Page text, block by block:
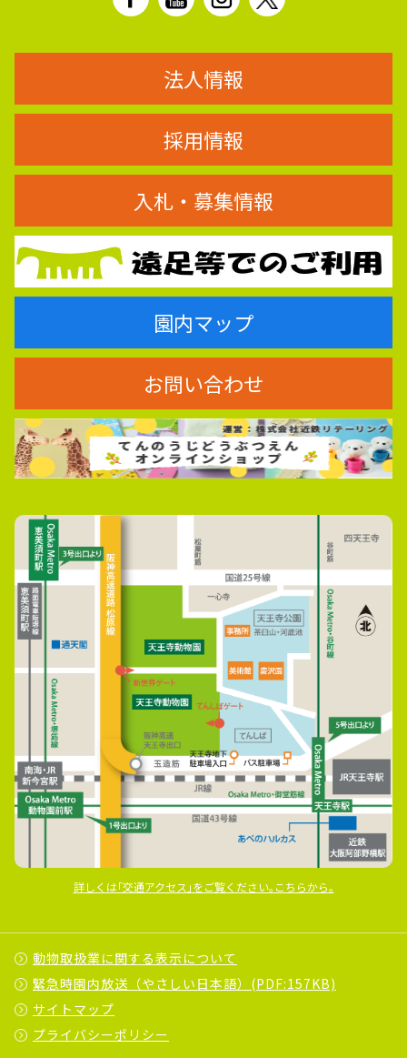
法人情報
採用情報
入札・募集情報
園内マップ
お問い合わせ
詳しくは｢交通アクセス｣をご覧ください｡こちらから｡
動物取扱業に関する表示について
緊急時園内放送（やさしい日本語）(PDF:157KB)
サイトマップ
プライバシーポリシー